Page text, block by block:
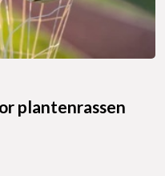
plantenrassen